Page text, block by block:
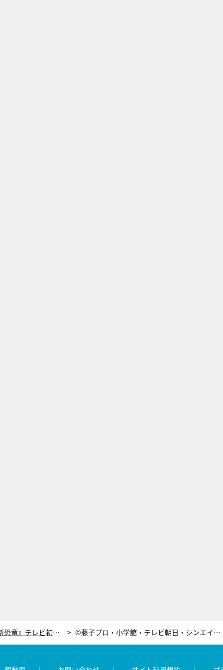
『映画ドラえもん のび太の新恐竜』テレビ初放送！6600万年前の白亜紀を大冒険 ©藤子プロ・小学館・テレビ朝日・シンエイ・ADK 2020